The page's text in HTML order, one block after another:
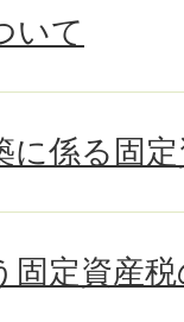
いて
に係る固
固定資産